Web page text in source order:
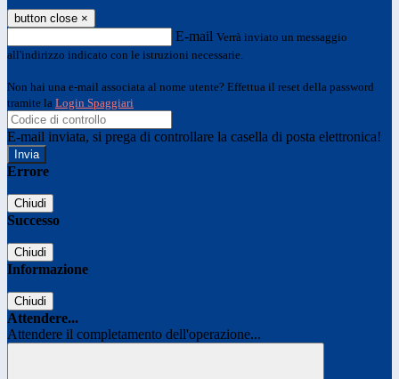
button close ×
E-mail Verrà inviato un messaggio
all'indirizzo indicato con le istruzioni necessarie.
Non hai una e-mail associata al nome utente? Effettua il reset della password
tramite la Login Spaggiari
E-mail inviata, si prega di controllare la casella di posta elettronica!
Errore
Chiudi
Successo
Chiudi
Informazione
Chiudi
Attendere...
Attendere il completamento dell'operazione...